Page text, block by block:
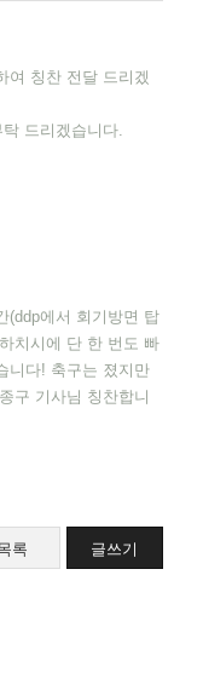
여 칭찬 전달 드리겠
드리겠습니다.
(ddp에서 회기방면 탑
치시에 단 한 번도 빠
니다! 축구는 졌지만
구 기사님 칭찬합니
록 글쓰기